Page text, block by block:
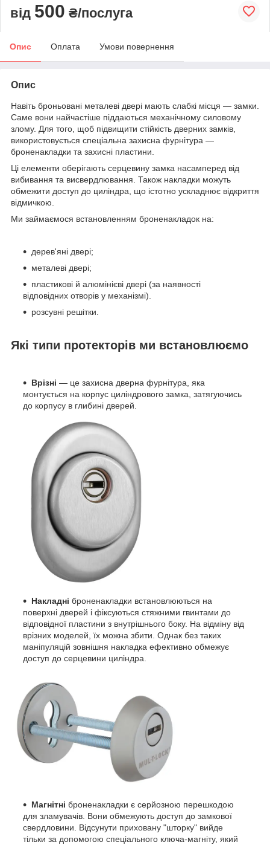
від 500 ₴/послуга
Опис Оплата Умови повернення
Опис
Навіть броньовані металеві двері мають слабкі місця — замки.
Саме вони найчастіше піддаються механічному силовому
злому. Для того, щоб підвищити стійкість дверних замків,
використовується спеціальна захисна фурнітура —
броненакладки та захисні пластини.
Ці елементи оберігають серцевину замка насамперед від
вибивання та висвердлювання. Також накладки можуть
обмежити доступ до циліндра, що істотно ускладнює відкриття
відмичкою.
Ми займаємося встановленням броненакладок на:
дерев'яні двері;
металеві двері;
пластикові й алюмінієві двері (за наявності
відповідних отворів у механізмі).
розсувні решітки.
Які типи протекторів ми встановлюємо
Врізні — це захисна дверна фурнітура, яка
монтується на корпус циліндрового замка, затягуючись
до корпусу в глибині дверей.
Накладні броненакладки встановлюються на
поверхні дверей і фіксуються стяжними гвинтами до
відповідної пластини з внутрішнього боку. На відміну від
врізних моделей, їх можна збити. Однак без таких
маніпуляцій зовнішня накладка ефективно обмежує
доступ до серцевини циліндра.
Магнітні броненакладки є серйозною перешкодою
для зламувачів. Вони обмежують доступ до замкової
свердловини. Відсунути приховану "шторку" вийде
тільки за допомогою спеціального ключа-магніту, який